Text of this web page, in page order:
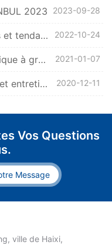
2023-09-28
2023
2022-10-24
et colleuse de boîtes
2021-01-07
problèmes courants
2020-12-11
automatique
Vos Questions
Message
ville de Haixi,